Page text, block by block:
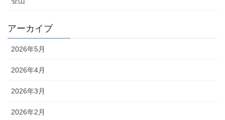
アーカイブ
2026年5月
2026年4月
2026年3月
2026年2月